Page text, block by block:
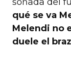
qué se va
Melendi no
duele el